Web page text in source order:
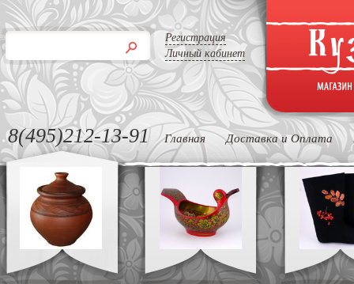
Регистрация
Личный кабинет
8(495)212-13-91 Главная Доставка и Оплата